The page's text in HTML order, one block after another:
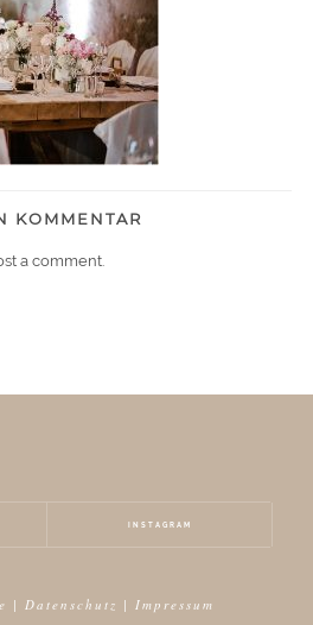
KOMMENTAR
a comment.
INSTAGRAM
|Datenschutz |Impressum